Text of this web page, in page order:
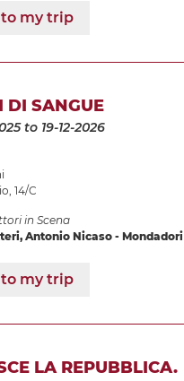
my trip
DI SANGUE
to 19-12-2026
14/C
in Scena
Antonio Nicaso - Mondadori
my trip
LA REPUBBLICA.